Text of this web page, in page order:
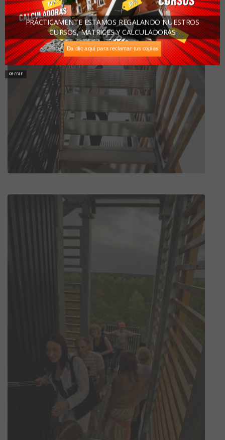
cerrar
Da clic aquí para reclamar tus copias
PRÁCTICAMENTE ESTAMOS REGALANDO NUESTROS
CURSOS, MATRICES Y CALCULADORAS